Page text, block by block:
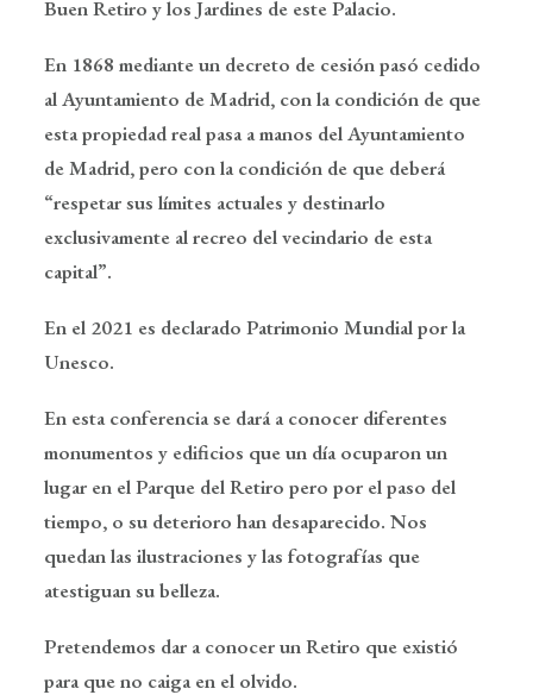
Buen Retiro y los Jardines de este Palacio.
En 1868 mediante un decreto de cesión pasó cedido
al Ayuntamiento de Madrid, con la condición de que
esta propiedad real pasa a manos del Ayuntamiento
de Madrid, pero con la condición de que deberá
“respetar sus límites actuales y destinarlo
exclusivamente al recreo del vecindario de esta
capital”.
En el 2021 es declarado Patrimonio Mundial por la
Unesco.
En esta conferencia se dará a conocer diferentes
monumentos y edificios que un día ocuparon un
lugar en el Parque del Retiro pero por el paso del
tiempo, o su deterioro han desaparecido. Nos
quedan las ilustraciones y las fotografías que
atestiguan su belleza.
Pretendemos dar a conocer un Retiro que existió
para que no caiga en el olvido.